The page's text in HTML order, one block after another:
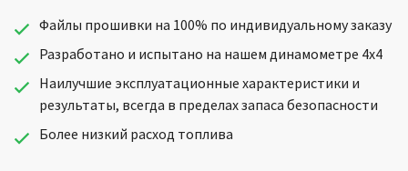
Файлы прошивки на 100% по индивидуальному заказу
Разработано и испытано на нашем динамометре 4x4
Наилучшие эксплуатационные характеристики и
результаты, всегда в пределах запаса безопасности
Более низкий расход топлива